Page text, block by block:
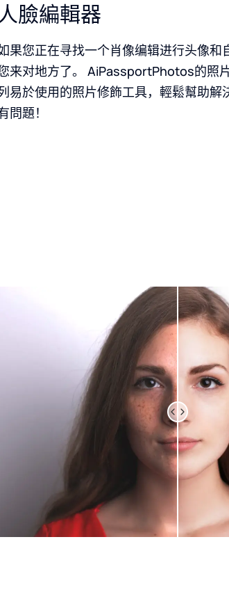
臉編輯器
果您正在寻找一个肖像编辑进行头像和
来对地方了。 AiPassportPhotos的照
易於使用的照片修飾工具，輕鬆幫助解
問題！